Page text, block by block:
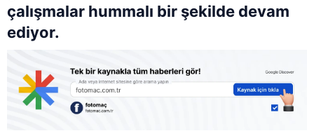
çalışmalar hummalı bir şekilde devam
ediyor.